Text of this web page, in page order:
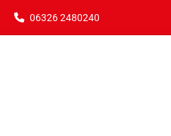
06326 2480240